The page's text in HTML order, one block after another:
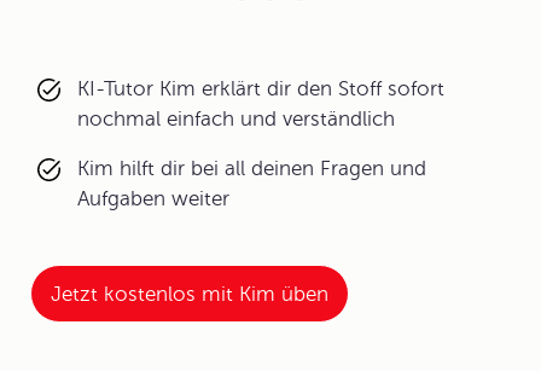
KI-Tutor Kim erklärt dir den Stoff sofort
nochmal einfach und verständlich
Kim hilft dir bei all deinen Fragen und
Aufgaben weiter
Jetzt kostenlos mit Kim üben